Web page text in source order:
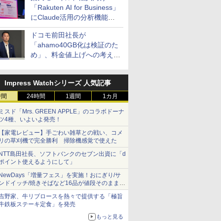
「Rakuten AI for Business」
にClaude活用の分析機能な
どを追加
ドコモ前田社長が
「ahamo40GB化は検証のた
め」、料金値上げへの考え方
Impress Watchシリーズ 人気記事
24時間 1週間 1カ月
スド「Mrs. GREEN APPLE」のコラボドーナ
4種、いよいよ発売！
家電レビュー】手ごわい雑草との戦い、コメ
の草刈機で完全勝利 掃除機感覚で使えた
島田社長、ソフトバンクのセブン出資に「d
イント使えるようにして」
「増量フェス」を実施！おにぎり/サ
ドイッチ/焼きそばなど16品が値段そのままで
リュームアップ
野家、牛リブロースを熱々で提供する「極旨
鉄板ステーキ定食」を発売
もっと見る